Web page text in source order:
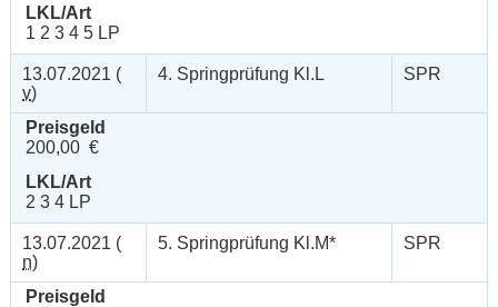
LKL/Art
1 2 3 4 5 LP
13.07.2021 (
v)
4. Springprüfung Kl.L SPR
Preisgeld
200,00 €
LKL/Art
2 3 4 LP
13.07.2021 (
n)
5. Springprüfung Kl.M* SPR
Preisgeld